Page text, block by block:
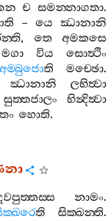
ච සමන‍්නාගතා.
– යෙ
ඣානානි
, තෙ
අමකසෙ
මගා විය
සොත්‍ථිං
අම‍්බුජොති මච‍්ඡො.
ඣානානි
ලභිත්‍වා
සුත‍්තජාලං
භින්‍දිත්‍වා
හොති.
නාමං.
ති සික‍්ඛන‍්ති.